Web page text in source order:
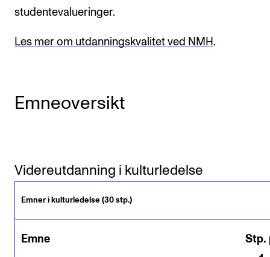
studentevalueringer.
Les mer om utdanningskvalitet ved NMH .
Emneoversikt
Videreutdanning i kulturledelse
Emner i kulturledelse (30 stp.)
Emne
Stp.